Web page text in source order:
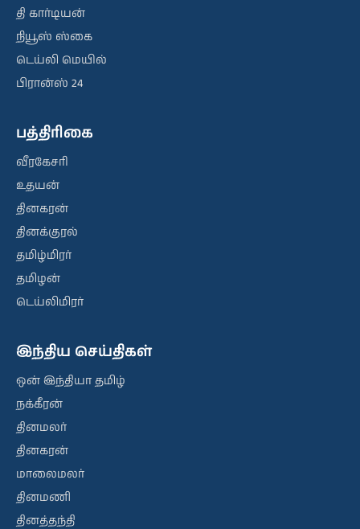
தி கார்டியன்
நியூஸ் ஸ்கை
டெய்லி மெயில்
பிரான்ஸ் 24
பத்திரிகை
வீரகேசரி
உதயன்
தினகரன்
தினக்குரல்
தமிழ்மிரர்
தமிழன்
டெய்லிமிரர்
இந்திய செய்திகள்
ஒன் இந்தியா தமிழ்
நக்கீரன்
தினமலர்
தினகரன்
மாலைமலர்
தினமணி
தினத்தந்தி